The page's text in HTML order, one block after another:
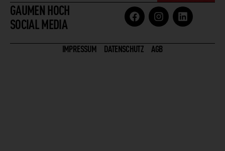
GAUMEN HOCH
SOCIAL MEDIA
IMPRESSUM DATENSCHUTZ AGB